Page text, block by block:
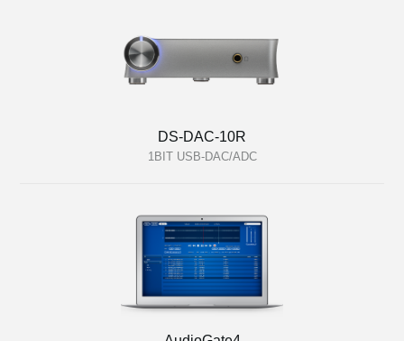
DS-DAC-10R
1BIT USB-DAC/ADC